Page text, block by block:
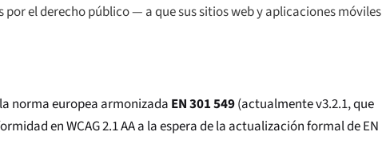
el derecho público — a que sus sitios web y aplicaciones móviles
norma europea armonizada EN 301 549(actualmente v3.2.1, que
en WCAG 2.1 AA a la espera de la actualización formal de EN